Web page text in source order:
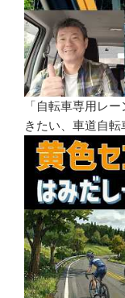
「自転車専用レ
きたい、車道自